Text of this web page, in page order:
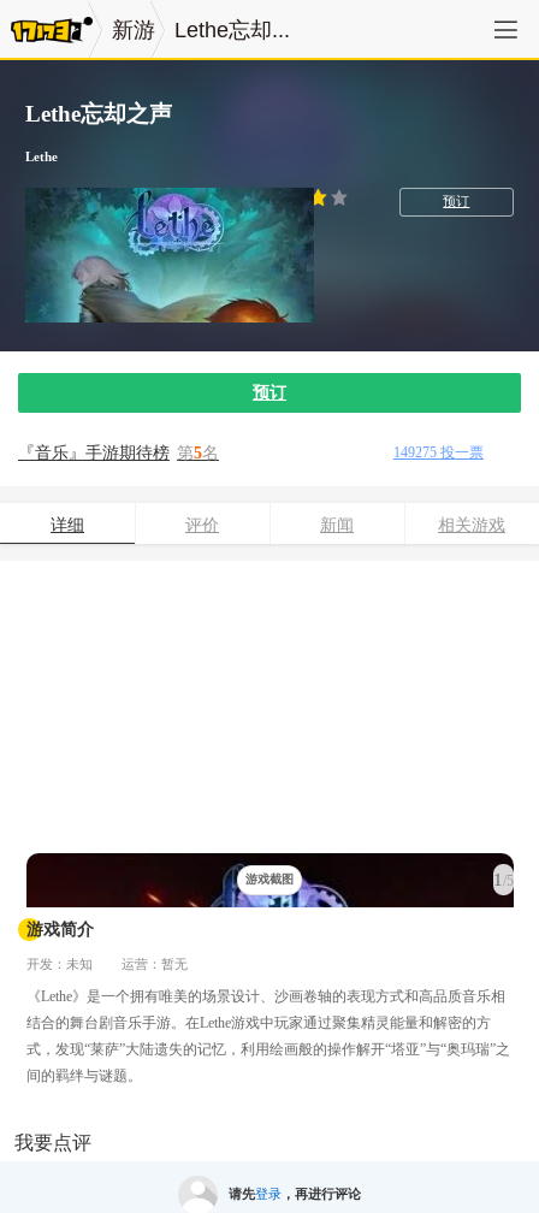
新游 Lethe忘却...
Lethe忘却之声
Lethe
预订
音乐
预订
『音乐』手游期待榜 第5名 149275 投一票
详细 评价 新闻 相关游戏
1 /5
游戏截图
游戏简介
开发：未知 运营：暂无
《Lethe》是一个拥有唯美的场景设计、沙画卷轴的表现方式和高品质音乐相
结合的舞台剧音乐手游。在Lethe游戏中玩家通过聚集精灵能量和解密的方
式，发现“莱萨”大陆遗失的记忆，利用绘画般的操作解开“塔亚”与“奥玛瑞”之
间的羁绊与谜题。
我要点评
请先登录，再进行评论